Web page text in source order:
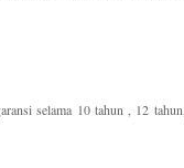
selama 10 tahun , 12